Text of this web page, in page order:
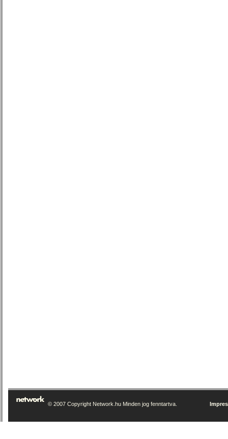
© 2007 Copyright Network.hu Minden jog fenntartva.